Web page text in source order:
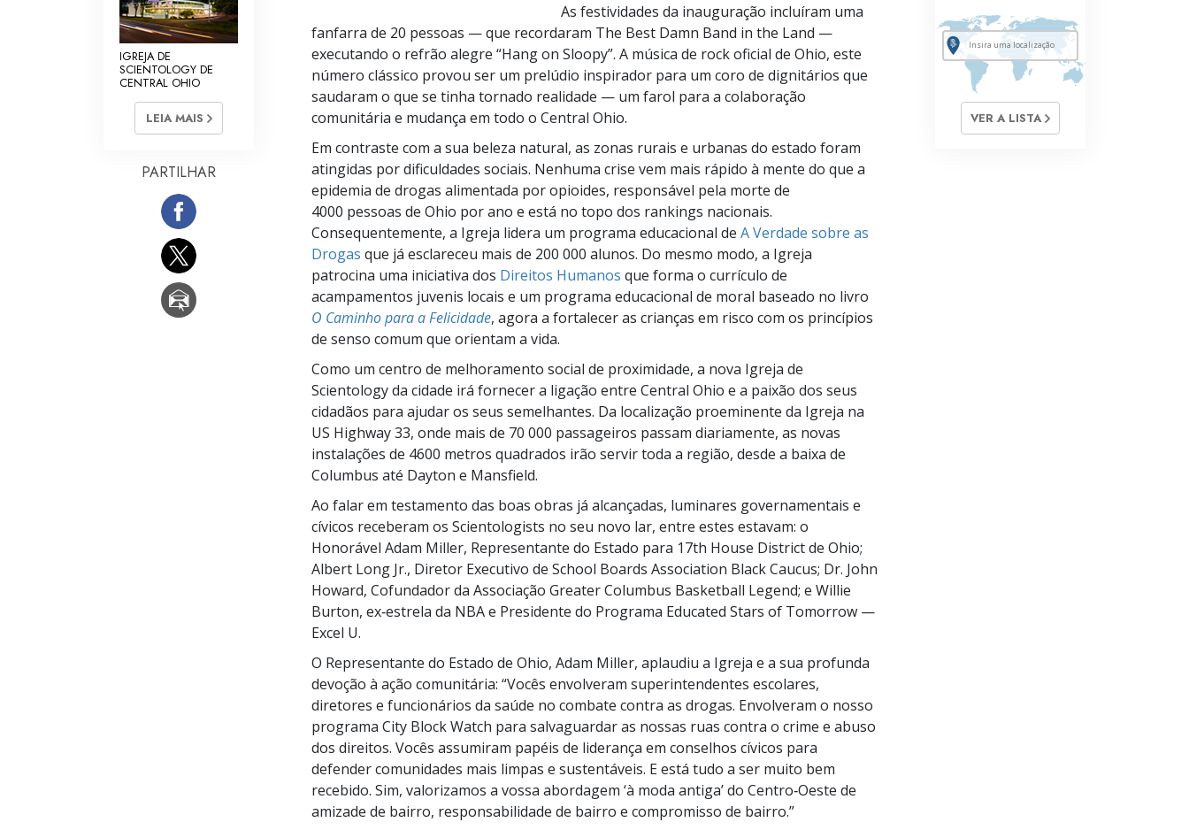
As festividades da inauguração incluíram uma
fanfarra de 20 pessoas — que recordaram The Best Damn Band in the Land —
executando o refrão alegre “Hang on Sloopy”. A música de rock oficial de Ohio, este
número clássico provou ser um prelúdio inspirador para um coro de dignitários que
saudaram o que se tinha tornado realidade — um farol para a colaboração
comunitária e mudança em todo o Central Ohio.
Em contraste com a sua beleza natural, as zonas rurais e urbanas do estado foram
atingidas por dificuldades sociais. Nenhuma crise vem mais rápido à mente do que a
epidemia de drogas alimentada por opioides, responsável pela morte de
4000 pessoas de Ohio por ano e está no topo dos rankings nacionais.
Consequentemente, a Igreja lidera um programa educacional de A Verdade sobre as
Drogas que já esclareceu mais de 200 000 alunos. Do mesmo modo, a Igreja
patrocina uma iniciativa dos Direitos Humanos que forma o currículo de
acampamentos juvenis locais e um programa educacional de moral baseado no livro
O Caminho para a Felicidade, agora a fortalecer as crianças em risco com os princípios
de senso comum que orientam a vida.
Como um centro de melhoramento social de proximidade, a nova Igreja de
Scientology da cidade irá fornecer a ligação entre Central Ohio e a paixão dos seus
cidadãos para ajudar os seus semelhantes. Da localização proeminente da Igreja na
US Highway 33, onde mais de 70 000 passageiros passam diariamente, as novas
instalações de 4600 metros quadrados irão servir toda a região, desde a baixa de
Columbus até Dayton e Mansfield.
Ao falar em testamento das boas obras já alcançadas, luminares governamentais e
cívicos receberam os Scientologists no seu novo lar, entre estes estavam: o
Honorável Adam Miller, Representante do Estado para 17th House District de Ohio;
Albert Long Jr., Diretor Executivo de School Boards Association Black Caucus; Dr. John
Howard, Cofundadorda Associação Greater Columbus Basketball Legend; e Willie
Burton, ex‑estrela da NBA e Presidente do Programa Educated Stars of Tomorrow —
Excel U.
O Representante do Estado de Ohio, Adam Miller, aplaudiu a Igreja e a sua profunda
devoção à ação comunitária: “Vocês envolveram superintendentes escolares,
diretores e funcionários da saúde no combate contra as drogas. Envolveram o nosso
programa City Block Watch para salvaguardar as nossas ruas contra o crime e abuso
dos direitos. Vocês assumiram papéis de liderança em conselhos cívicos para
defender comunidades mais limpas e sustentáveis. E está tudo a ser muito bem
recebido. Sim, valorizamos a vossa abordagem ‘à moda antiga’ do Centro‑Oeste de
amizade de bairro, responsabilidade de bairro e compromisso de bairro.”
IGREJA DE
SCIENTOLOGY DE
CENTRAL OHIO
LEIA MAIS
PARTILHAR
VER A LISTA